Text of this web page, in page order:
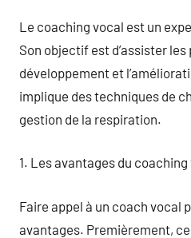
Le coaching vocal est un
Son objectif est d’assister les
développement et
implique des techniques de
gestion de la respiration.
1. Les avantages du coaching
Faire appel à un coach vocal
avantages. Premièrement,